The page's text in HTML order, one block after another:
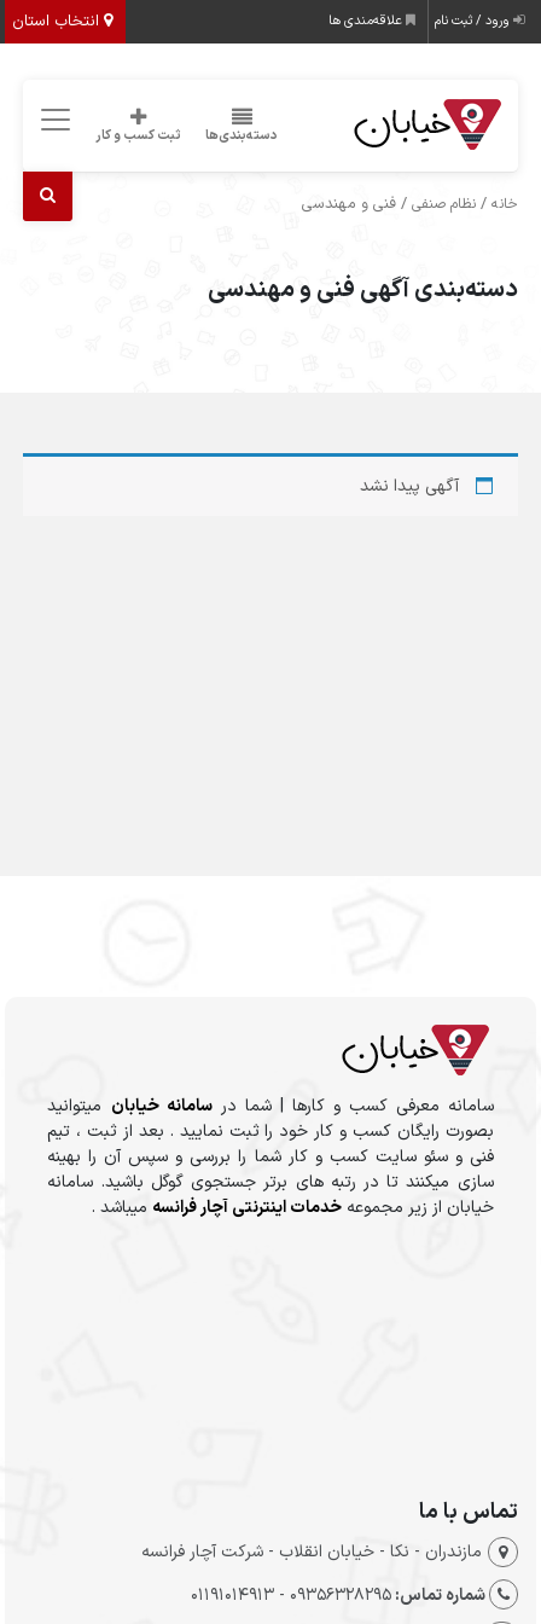
انتخاب استان ورود / ثبت نام علاقه‌مندی ها
دسته‌بندی‌ها ثبت کسب و کار
خانه /نظام صنفی / فنی و مهندسی
دسته‌بندی آگهی فنی و مهندسی
آگهی پیدا نشد
سامانه معرفی کسب و کارها | شما درسامانه خیابان میتوانید
بصورت رایگان کسب و کار خود را ثبت نمایید . بعد از ثبت ، تیم
فنی و سئو سایت کسب و کار شما را بررسی و سپس آن را بهینه
سازی میکنند تا در رتبه های برتر جستجوی گوگل باشید. سامانه
خیابان از زیر مجموعهخدمات اینترنتی آچار فرانسه میباشد .
تماس با ما
مازندران - نکا - خیابان انقلاب - شرکت آچار فرانسه
شماره تماس:09356328295 - 01191014913